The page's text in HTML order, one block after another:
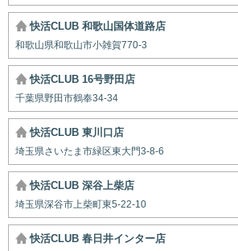
快活CLUB 和歌山国体道路店
和歌山県和歌山市小雑賀770-3
快活CLUB 16号野田店
千葉県野田市鶴奉34-34
快活CLUB 東川口店
埼玉県さいたま市緑区東大門3-8-6
快活CLUB 深谷上柴店
埼玉県深谷市上柴町東5-22-10
快活CLUB 春日井インター店